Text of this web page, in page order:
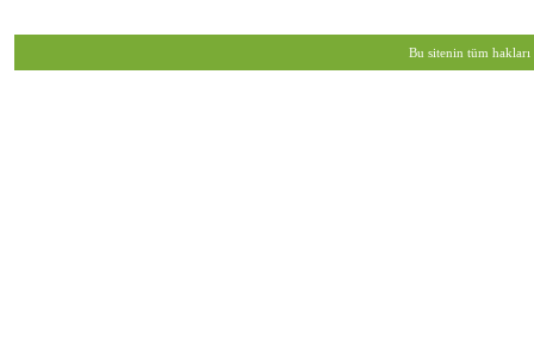
Bu sitenin tüm hakları